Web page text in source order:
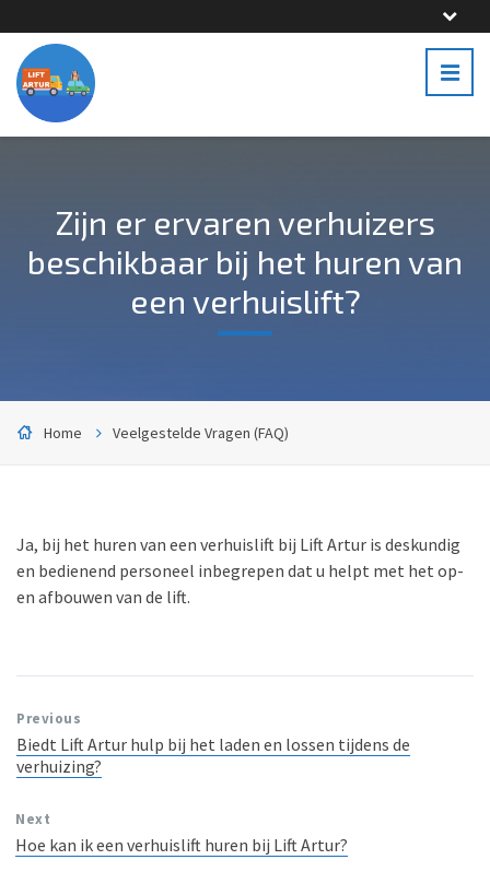
Zijn er ervaren verhuizers
beschikbaar bij het huren van
een verhuislift?
Home Veelgestelde Vragen (FAQ)
Ja, bij het huren van een verhuislift bij Lift Artur is deskundig
en bedienend personeel inbegrepen dat u helpt met het op-
en afbouwen van de lift.
Previous
Biedt Lift Artur hulp bij het laden en lossen tijdens de
verhuizing?
Next
Hoe kan ik een verhuislift huren bij Lift Artur?